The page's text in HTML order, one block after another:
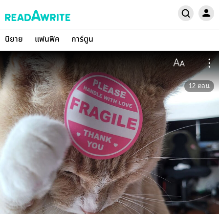
นิยาย แฟนฟิค การ์ตูน
12 ตอน